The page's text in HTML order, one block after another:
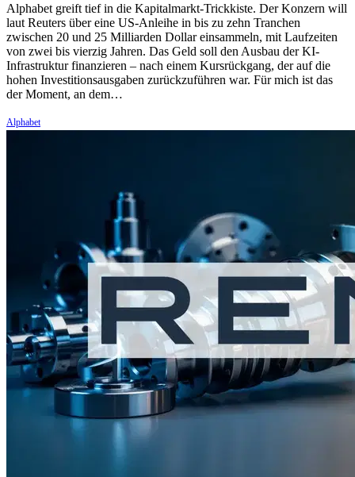
Alphabet greift tief in die Kapitalmarkt-Trickkiste. Der Konzern will
laut Reuters über eine US-Anleihe in bis zu zehn Tranchen
zwischen 20 und 25 Milliarden Dollar einsammeln, mit Laufzeiten
von zwei bis vierzig Jahren. Das Geld soll den Ausbau der KI-
Infrastruktur finanzieren – nach einem Kursrückgang, der auf die
hohen Investitionsausgaben zurückzuführen war. Für mich ist das
der Moment, an dem…
Alphabet